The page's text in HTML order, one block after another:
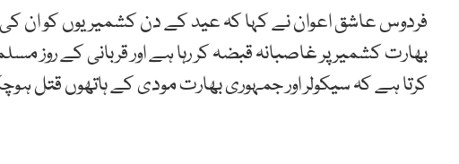
فردوس عاشق اعوان نے کہا کہ عید کے دن کشمیریوں کو ان کی
بھارت کشمیر پر غاصبانہ قبضہ کر رہا ہے اور قربانی کے روز
کرتا ہے کہ سیکولر اور جمہوری بھارت مودی کے ہاتھوں قتل